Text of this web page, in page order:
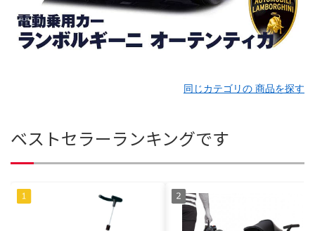
同じカテゴリの 商品を探す
ベストセラーランキングです